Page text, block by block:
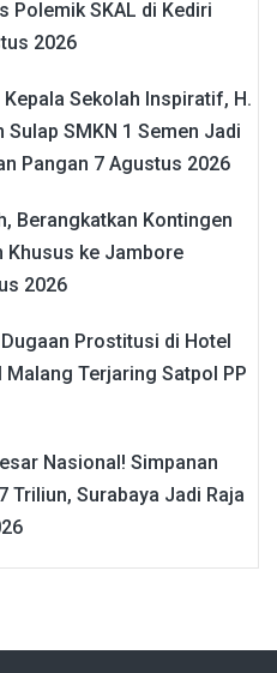
Polemik SKAL di Kediri
2026
Sekolah Inspiratif, H.
SMKN 1 Semen Jadi
Pangan 7 Agustus 2026
Berangkatkan Kontingen
Khusus ke Jambore
2026
Prostitusi di Hotel
Malang Terjaring Satpol PP
Nasional! Simpanan
Triliun, Surabaya Jadi Raja